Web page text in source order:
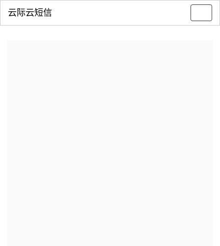
云际云短信